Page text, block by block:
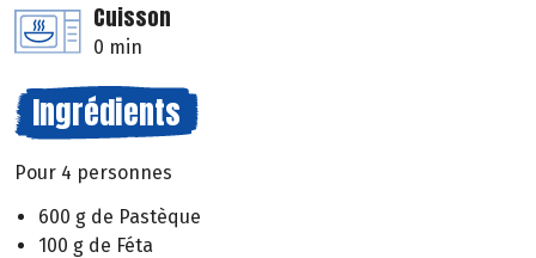
Cuisson
0 min
Ingrédients
Pour 4 personnes
600 g de Pastèque
100 g de Féta